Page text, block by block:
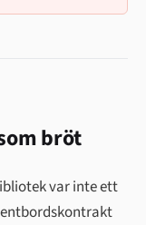
bröt
var inte ett